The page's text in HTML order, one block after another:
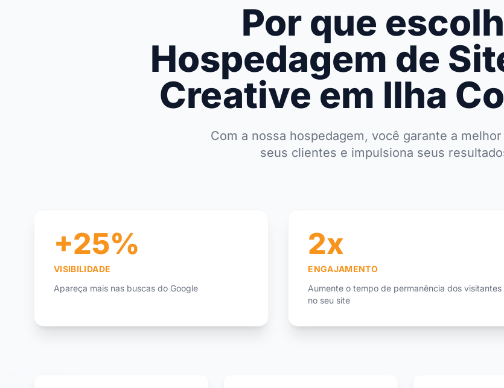
Por que
Hospedagem de
Creative em Ilha
Com a nossa hospedagem, você garante a
seus clientes e impulsiona seus
+25%
VISIBILIDADE
Apareça mais nas buscas do Google
2x
ENGAJAMENTO
Aumente o tempo de permanência dos visitantes
no seu site